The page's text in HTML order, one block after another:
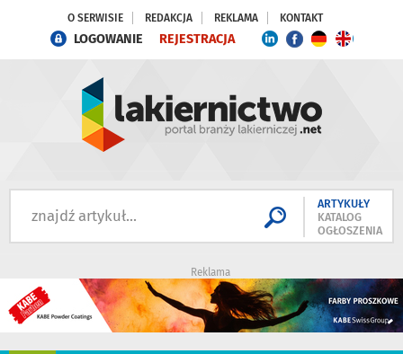
O SERWISIE REDAKCJA REKLAMA KONTAKT
LOGOWANIE REJESTRACJA
ARTYKUŁY
KATALOG
OGŁOSZENIA
Reklama